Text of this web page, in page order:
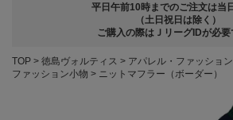
平日午前10時までのご注文は当
（土日祝日は除く）
ご購入の際はＪリーグIDが必要
TOP 徳島ヴォルティス
アパレル・ファッショ
ファッション小物
ニットマフラー（ボーダー）